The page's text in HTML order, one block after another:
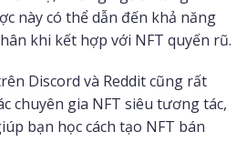
này có thể dẫn đến khả năng
khi kết hợp với NFT quyến rũ.
Discord và Reddit cũng rất
chuyên gia NFT siêu tương tác,
bạn học cách tạo NFT bán